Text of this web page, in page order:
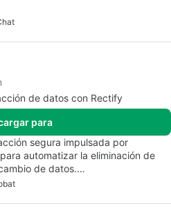
de datos con Rectify
para
segura impulsada por
automatizar la eliminación de
de datos.…